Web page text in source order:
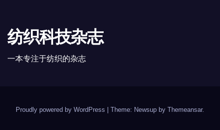
纺织科技杂志
一本专注于纺织的杂志
Proudly powered by WordPress Theme: Newsup by Themeansar.